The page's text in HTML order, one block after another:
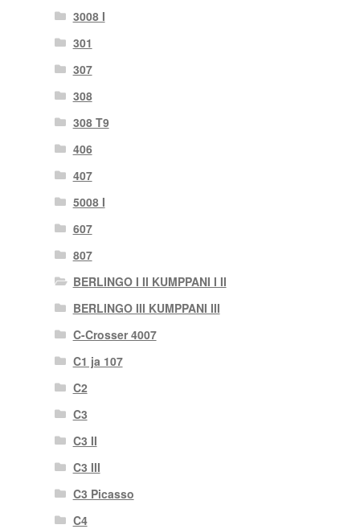
3008 I
301
307
308
308 T9
406
407
5008 I
607
807
BERLINGO I II KUMPPANI I II
BERLINGO III KUMPPANI III
C-Crosser 4007
C1 ja 107
C2
C3
C3 II
C3 III
C3 Picasso
C4